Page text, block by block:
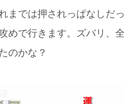
までは押されっぱなしだ
めで行きます。ズバリ、
のかな？